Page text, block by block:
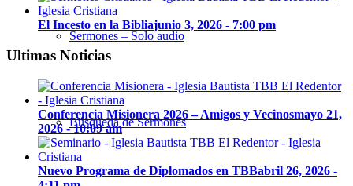
Sermones – Solo audio
Búsqueda de Sermones
El Incesto en la Bibliajunio 3, 2026 - 7:00 pm
Ultimas Noticias
Conferencia Misionera 2026 – Amigos y Vecinosmayo 21,
2026 - 10:09 am
Nuevo Programa de Diplomados en TBBabril 26, 2026 -